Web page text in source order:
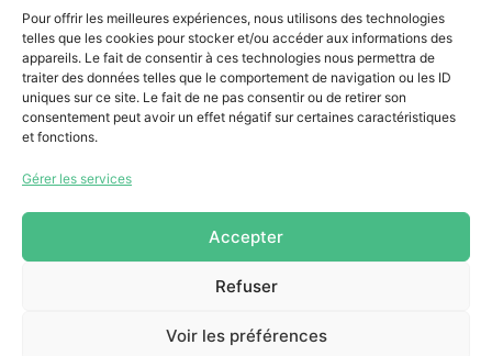
Pour offrir les meilleures expériences, nous utilisons des technologies
telles que les cookies pour stocker et/ou accéder aux informations des
appareils. Le fait de consentir à ces technologies nous permettra de
traiter des données telles que le comportement de navigation ou les ID
uniques sur ce site. Le fait de ne pas consentir ou de retirer son
consentement peut avoir un effet négatif sur certaines caractéristiques
et fonctions.
Gérer les services
Accepter
Refuser
Voir les préférences
J3G 0B7
Intranet
info@mrcvr.ca